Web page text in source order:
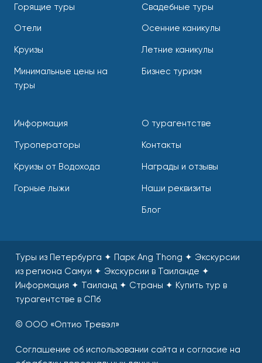
Горящие туры
Отели
Круизы
Минимальные цены на
туры
Свадебные туры
Осенние каникулы
Летние каникулы
Бизнес туризм
Информация
Туроператоры
Круизы от Водохода
Горные лыжи
О турагентстве
Контакты
Награды и отзывы
Наши реквизиты
Блог
Туры из Петербурга ✦ Парк Ang Thong ✦ Экскурсии
из региона Самуи ✦ Экскурсии в Таиланде ✦
Информация ✦ Таиланд ✦ Страны ✦ Купить тур в
турагентстве в СПб
© ООО «Оптио Тревэл»
Соглашение об использовании сайта и согласие на